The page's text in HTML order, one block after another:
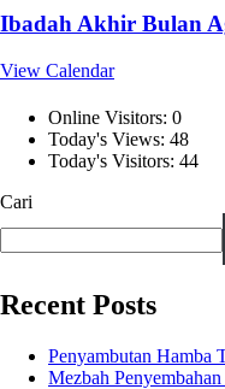
Ibadah Akhir Bulan
View Calendar
Online Visitors: 0
Today's Views: 48
Today's Visitors: 44
Cari
Recent Posts
Penyambutan Hamba
Mezbah